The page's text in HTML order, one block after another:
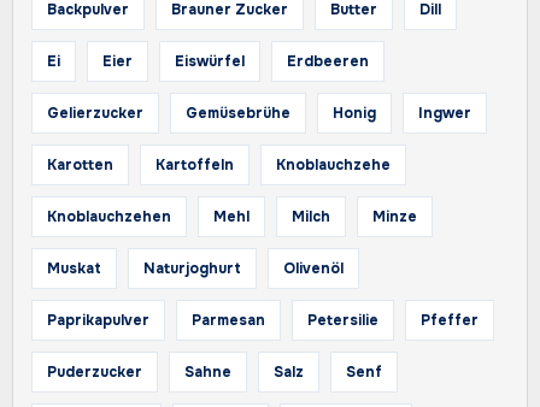
Backpulver Brauner Zucker Butter Dill
Ei Eier Eiswürfel Erdbeeren
Gelierzucker Gemüsebrühe Honig Ingwer
Karotten Kartoffeln Knoblauchzehe
Knoblauchzehen Mehl Milch Minze
Muskat Naturjoghurt Olivenöl
Paprikapulver Parmesan Petersilie Pfeffer
Puderzucker Sahne Salz Senf